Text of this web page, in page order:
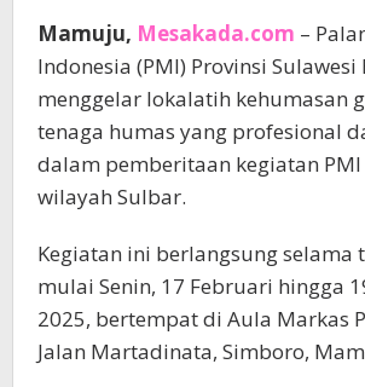
Mamuju, Mesakada.com –
Indonesia (PMI) Provinsi
menggelar lokalatih kehumasan
tenaga humas yang profesional
dalam pemberitaan kegiatan
wilayah Sulbar.
Kegiatan ini berlangsung selama
mulai Senin, 17 Februari hingga
2025, bertempat di Aula Markas
Jalan Martadinata, Simboro,